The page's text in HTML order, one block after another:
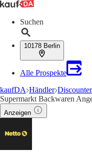
Suchen
10178 Berlin
Alle Prospekte
kaufDA Händler Discounter
Supermarkt Backwaren
Anzeigen